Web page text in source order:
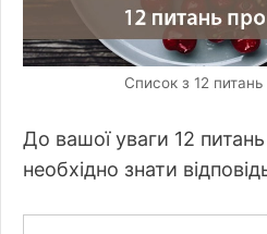
Список з 12
До вашої уваги 12
необхідно знати